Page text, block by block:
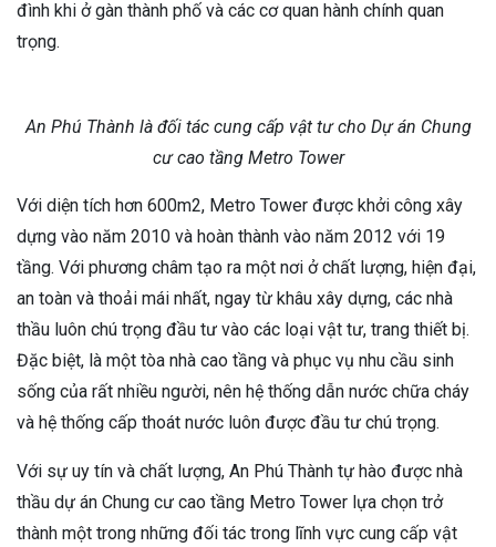
đình khi ở gàn thành phố và các cơ quan hành chính quan
trọng.
An Phú Thành là đối tác cung cấp vật tư cho Dự án Chung
cư cao tầng Metro Tower
Với diện tích hơn 600m2, Metro Tower được khởi công xây
dựng vào năm 2010 và hoàn thành vào năm 2012 với 19
tầng. Với phương châm tạo ra một nơi ở chất lượng, hiện đại,
an toàn và thoải mái nhất, ngay từ khâu xây dựng, các nhà
thầu luôn chú trọng đầu tư vào các loại vật tư, trang thiết bị.
Đặc biệt, là một tòa nhà cao tầng và phục vụ nhu cầu sinh
sống của rất nhiều người, nên hệ thống dẫn nước chữa cháy
và hệ thống cấp thoát nước luôn được đầu tư chú trọng.
Với sự uy tín và chất lượng, An Phú Thành tự hào được nhà
thầu dự án Chung cư cao tầng Metro Tower lựa chọn trở
thành một trong những đối tác trong lĩnh vực cung cấp vật